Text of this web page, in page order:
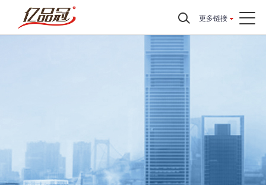
更多链接